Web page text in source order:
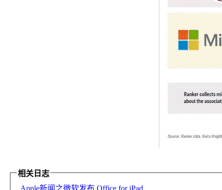
相关日志
Apple新闻之微软发布 Office for iPad